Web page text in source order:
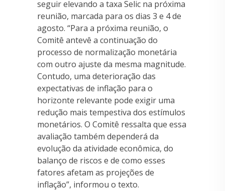
seguir elevando a taxa Selic na próxima
reunião, marcada para os dias 3 e 4 de
agosto. “Para a próxima reunião, o
Comitê antevê a continuação do
processo de normalização monetária
com outro ajuste da mesma magnitude.
Contudo, uma deterioração das
expectativas de inflação para o
horizonte relevante pode exigir uma
redução mais tempestiva dos estímulos
monetários. O Comitê ressalta que essa
avaliação também dependerá da
evolução da atividade econômica, do
balanço de riscos e de como esses
fatores afetam as projeções de
inflação”, informou o texto.